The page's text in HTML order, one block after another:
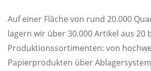
Auf einer Fläche von rund 20.000
lagern wir über 30.000 Artikel aus 20
Produktionssortimenten: von
Papierprodukten über